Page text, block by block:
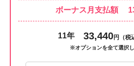
ボーナス月支払額
11年 33,440円（税
※オプションを全て選択